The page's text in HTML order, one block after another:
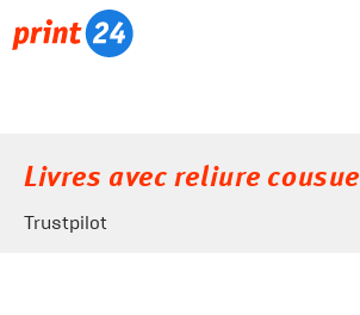
Livres avec reliure cousue
Trustpilot